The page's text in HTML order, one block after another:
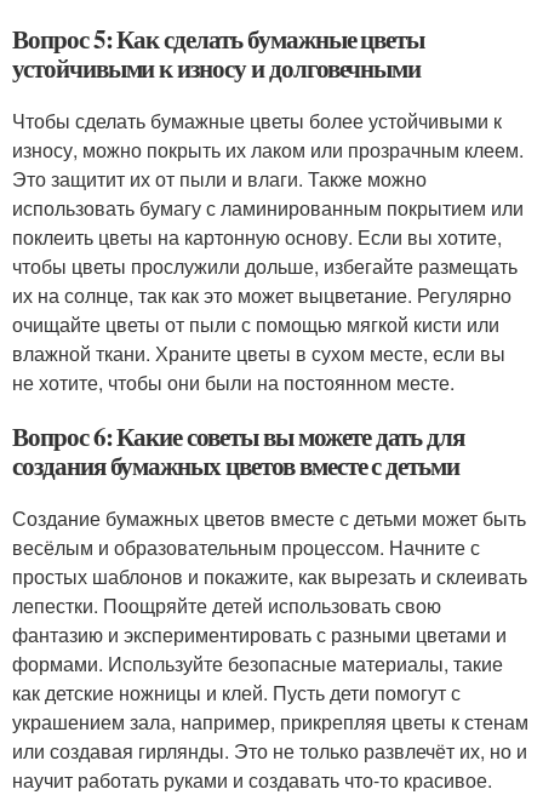
Вопрос 5: Как сделать бумажные цветы
устойчивыми к износу и долговечными
Чтобы сделать бумажные цветы более устойчивыми к
износу, можно покрыть их лаком или прозрачным клеем.
Это защитит их от пыли и влаги. Также можно
использовать бумагу с ламинированным покрытием или
поклеить цветы на картонную основу. Если вы хотите,
чтобы цветы прослужили дольше, избегайте размещать
их на солнце, так как это может выцветание. Регулярно
очищайте цветы от пыли с помощью мягкой кисти или
влажной ткани. Храните цветы в сухом месте, если вы
не хотите, чтобы они были на постоянном месте.
Вопрос 6: Какие советы вы можете дать для
создания бумажных цветов вместе с детьми
Создание бумажных цветов вместе с детьми может быть
весёлым и образовательным процессом. Начните с
простых шаблонов и покажите, как вырезать и склеивать
лепестки. Поощряйте детей использовать свою
фантазию и экспериментировать с разными цветами и
формами. Используйте безопасные материалы, такие
как детские ножницы и клей. Пусть дети помогут с
украшением зала, например, прикрепляя цветы к стенам
или создавая гирлянды. Это не только развлечёт их, но и
научит работать руками и создавать что-то красивое.